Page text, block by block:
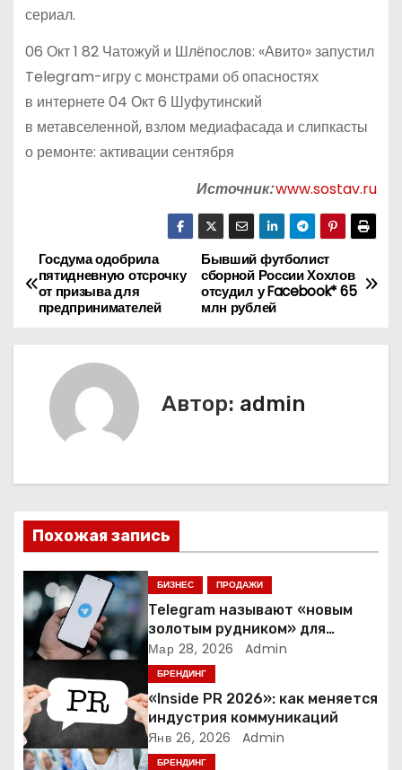
сериал.
06 Окт 1 82 Чатожуй и Шлёпослов: «Авито» запустил
Telegram-игру с монстрами об опасностях
в интернете 04 Окт 6 Шуфутинский
в метавселенной, взлом медиафасада и слипкасты
о ремонте: активации сентября
Источник:www.sostav.ru
Н
а
в
ц
и
я
п
о
з
а
п
Бывший футболист
сборной России Хохлов
отсудил у Facebook* 65
млн рублей
Госдума одобрила
пятидневную отсрочку
от призыва для
предпринимателей
Автор: admin
Похожая запись
БИЗНЕС ПРОДАЖИ
Telegram называют «новым
золотым рудником» для
креаторов: как блогеры
создают онлайн-бизнес
Мар 28, 2026 Admin
БРЕНДИНГ
«Inside PR 2026»: как меняется
индустрия коммуникаций
Янв 26, 2026 Admin
БРЕНДИНГ